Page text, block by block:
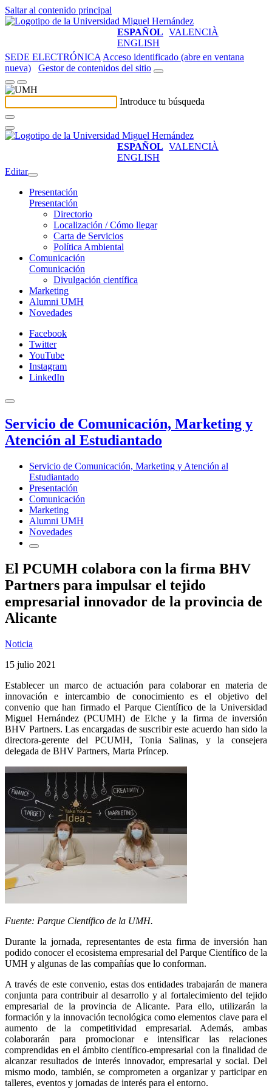
Saltar al contenido principal
ESPAÑOL VALENCIÀ
ENGLISH
SEDE ELECTRÓNICA Acceso identificado (abre en ventana
nueva)
Gestor de contenidos del sitio
Introduce tu búsqueda
ESPAÑOL VALENCIÀ
ENGLISH
Editar
Presentación
Presentación
Directorio
Localización / Cómo llegar
Carta de Servicios
Política Ambiental
Comunicación
Comunicación
Divulgación científica
Marketing
Alumni UMH
Novedades
Facebook
Twitter
YouTube
Instagram
LinkedIn
Servicio de Comunicación, Marketing y
Atención al Estudiantado
Servicio de Comunicación, Marketing y Atención al
Estudiantado
Presentación
Comunicación
Marketing
Alumni UMH
Novedades
El PCUMH colabora con la firma BHV
Partners para impulsar el tejido
empresarial innovador de la provincia de
Alicante
Noticia
15 julio 2021
Establecer un marco de actuación para colaborar en materia de
innovación e intercambio de conocimiento es el objetivo del
convenio que han firmado el Parque Científico de la Universidad
Miguel Hernández (PCUMH) de Elche y la firma de inversión
BHV Partners. Las encargadas de suscribir este acuerdo han sido la
directora-gerente del PCUMH, Tonia Salinas, y la consejera
delegada de BHV Partners, Marta Príncep.
Fuente: Parque Científico de la UMH.
Durante la jornada, representantes de esta firma de inversión han
podido conocer el ecosistema empresarial del Parque Científico de la
UMH y algunas de las compañías que lo conforman.
A través de este convenio, estas dos entidades trabajarán de manera
conjunta para contribuir al desarrollo y al fortalecimiento del tejido
empresarial de la provincia de Alicante. Para ello, utilizarán la
formación y la innovación tecnológica como elementos clave para el
aumento de la competitividad empresarial. Además, ambas
colaborarán para promocionar e intensificar las relaciones
comprendidas en el ámbito científico-empresarial con la finalidad de
alcanzar resultados de interés innovador, empresarial y social. Del
mismo modo, también, se comprometen a organizar y participar en
talleres, eventos y jornadas de interés para el entorno.